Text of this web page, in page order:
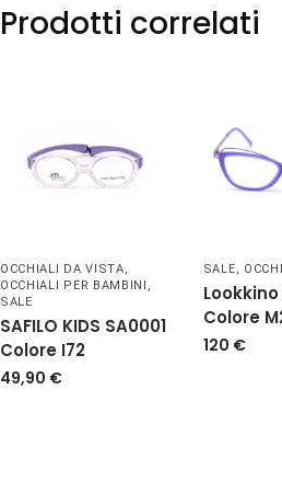
Prodotti correlati
OCCHIALI DA VISTA,
OCCHIALI PER BAMBINI ,
SALE
SAFILO KIDS SA0001
Colore I72
49,90 €
SALE,
Colore
120 €